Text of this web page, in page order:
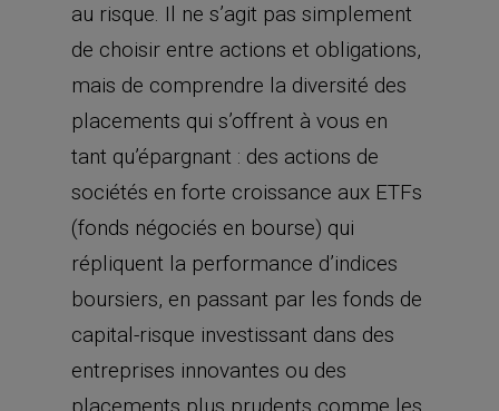
au risque. Il ne s’agit pas simplement
de choisir entre actions et obligations,
mais de comprendre la diversité des
placements qui s’offrent à vous en
tant qu’épargnant : des actions de
sociétés en forte croissance aux ETFs
(fonds négociés en bourse) qui
répliquent la performance d’indices
boursiers, en passant par les fonds de
capital-risque investissant dans des
entreprises innovantes ou des